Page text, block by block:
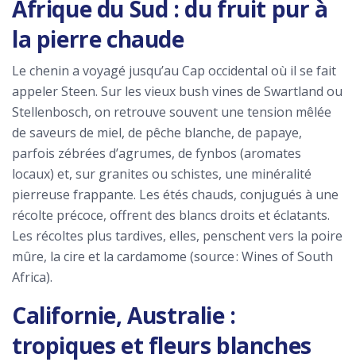
Afrique du Sud : du fruit pur à
la pierre chaude
Le chenin a voyagé jusqu’au Cap occidental où il se fait
appeler Steen. Sur les vieux bush vines de Swartland ou
Stellenbosch, on retrouve souvent une tension mêlée
de saveurs de miel, de pêche blanche, de papaye,
parfois zébrées d’agrumes, de fynbos (aromates
locaux) et, sur granites ou schistes, une minéralité
pierreuse frappante. Les étés chauds, conjugués à une
récolte précoce, offrent des blancs droits et éclatants.
Les récoltes plus tardives, elles, penschent vers la poire
mûre, la cire et la cardamome (source : Wines of South
Africa).
Californie, Australie :
tropiques et fleurs blanches